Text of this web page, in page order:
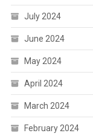
July 2024
June 2024
May 2024
April 2024
March 2024
February 2024